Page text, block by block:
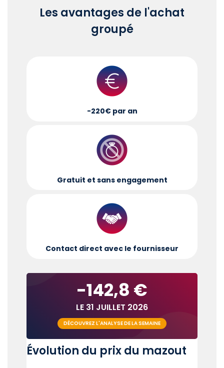
Les avantages de l'achat
groupé
-220€ par an
Gratuit et sans engagement
Contact direct avec le fournisseur
-142,8 €
LE 31 JUILLET 2026
DÉCOUVREZ L'ANALYSE DE LA SEMAINE
Évolution du prix du mazout